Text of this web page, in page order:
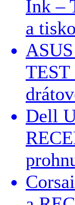
Ink –
a
TEST
Dell